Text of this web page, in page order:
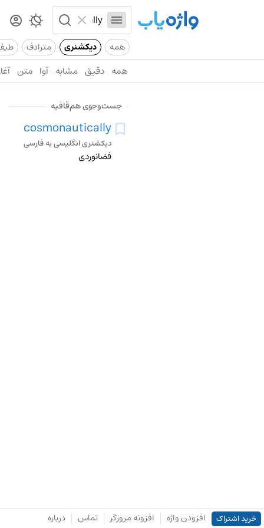
همه دیکشنری مترادف
همه دقیق مشابه آوا متن
جست‌وجوی هم‌قافیه
cosmonautically
دیکشنری انگلیسی به فارسی
فضانوردی
خرید اشتراک افزودن واژه افزونه مرورگر تماس درباره